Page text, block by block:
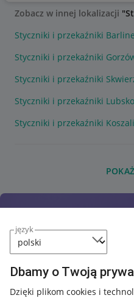
język
Dbamy o Twoją
Dzięki plikom cookies i
Zobacz w innej lokalizacji
Styczniki i przekaźniki
Styczniki i przekaźniki
Styczniki i przekaźniki
Styczniki i przekaźniki Lubsko
Styczniki i przekaźniki